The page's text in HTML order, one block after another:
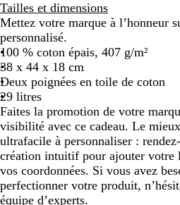
i
g
e
Tailles et dimensions
Mettez votre marque à l’honneur
personnalisé.
100 % coton épais, 407 g/m²
38 x 44 x 18 cm
Deux poignées en toile de coton
29 litres
Faites la promotion de votre
visibilité avec ce cadeau. Le
ultrafacile à personnaliser :
création intuitif pour ajouter votre
vos coordonnées. Si vous avez
perfectionner votre produit,
équipe d’experts.